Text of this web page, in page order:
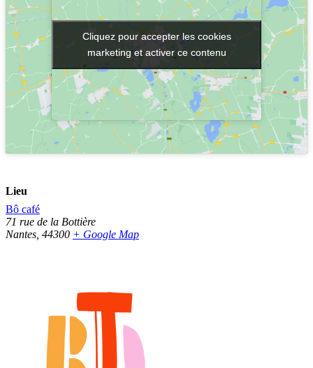
Lieu
Bô café
71 rue de la Bottière
Nantes 44300 + Google Map
Cliquez pour accepter les cookies
marketing et activer ce contenu
Cliquez pour accepter les cookies
marketing et activer ce contenu